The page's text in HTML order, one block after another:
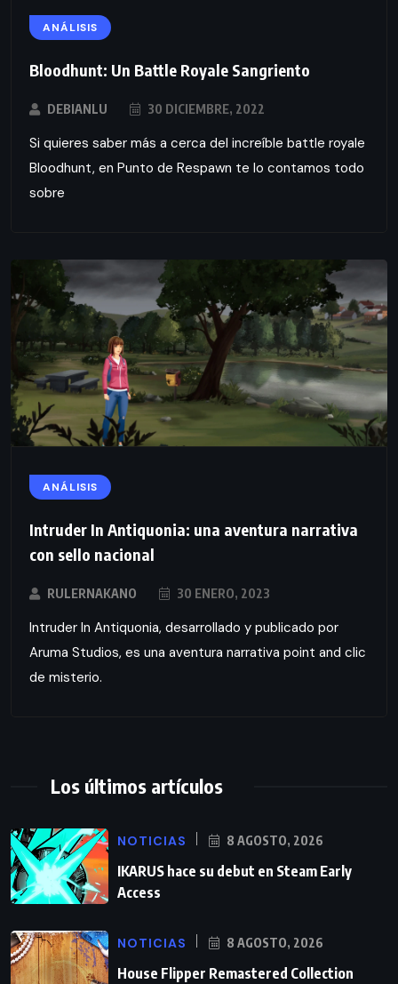
ANÁLISIS
Bloodhunt: Un Battle Royale Sangriento
DEBIANLU 30 DICIEMBRE, 2022
Si quieres saber más a cerca del increíble battle royale
Bloodhunt, en Punto de Respawn te lo contamos todo
sobre
ANÁLISIS
Intruder In Antiquonia: una aventura narrativa
con sello nacional
RULERNAKANO 30 ENERO, 2023
Intruder In Antiquonia, desarrollado y publicado por
Aruma Studios, es una aventura narrativa point and clic
de misterio.
Los últimos artículos
NOTICIAS 8 AGOSTO, 2026
IKARUS hace su debut en Steam Early
Access
NOTICIAS 8 AGOSTO, 2026
House Flipper Remastered Collection